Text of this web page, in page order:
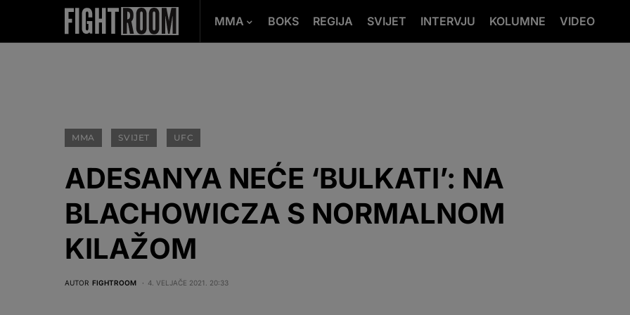
MMA BOKS REGIJA SVIJET INTERVJU KOLUMNE VIDEO
MMA SVIJET UFC
ADESANYA NEĆE ‘BULKATI’: NA
BLACHOWICZA S NORMALNOM
KILAŽOM
AUTOR FIGHTROOM 4. VELJAČE 2021. 20:33